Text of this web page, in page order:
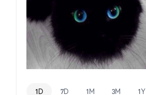
1D 7D 1M 3M 1Y